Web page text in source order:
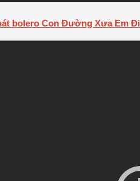
bolero Con Đường Xưa Em Đi